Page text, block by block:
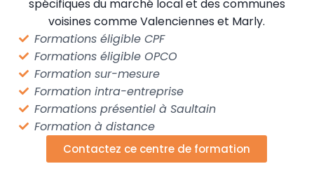
spécifiques du marché local et des communes
voisines comme Valenciennes et Marly.
Formations éligible CPF
Formations éligible OPCO
Formation sur-mesure
Formation intra-entreprise
Formations présentiel à Saultain
Formation à distance
Contactez ce centre de formation